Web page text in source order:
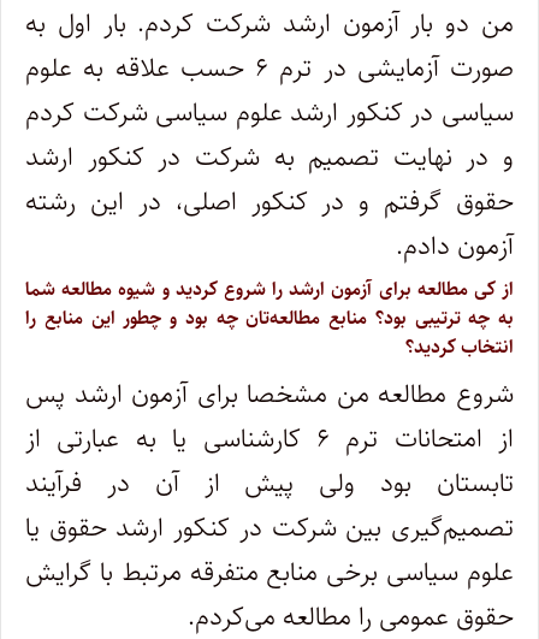
من دو بار آزمون ارشد شرکت کردم. بار اول به
صورت آزمایشی در ترم ۶ حسب علاقه به علوم
سیاسی در کنکور ارشد علوم سیاسی شرکت کردم
و در نهایت تصمیم به شرکت در کنکور ارشد
حقوق گرفتم و در کنکور اصلی، در این رشته
آزمون دادم.
از کی مطالعه برای آزمون ارشد را شروع کردید و شیوه مطالعه شما
به چه ترتیبی بود؟ منابع مطالعه‌تان چه بود و چطور این منابع را
انتخاب کردید؟
شروع مطالعه من مشخصا برای آزمون ارشد پس
از امتحانات ترم ۶ کارشناسی یا به عبارتی از
تابستان بود ولی پیش از آن در فرآیند
تصمیم‌گیری بین شرکت در کنکور ارشد حقوق یا
علوم سیاسی برخی منابع متفرقه مرتبط با گرایش
حقوق عمومی را مطالعه می‌کردم.